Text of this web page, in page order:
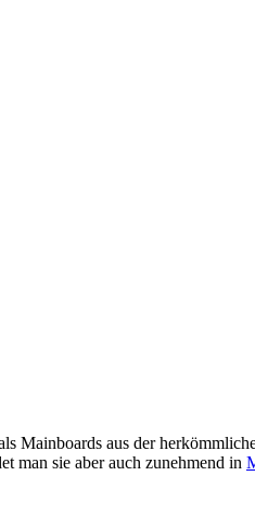
Mainboards aus der
man sie aber auch zunehmend in